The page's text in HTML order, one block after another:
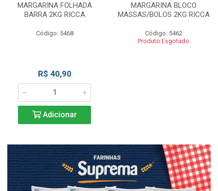
MARGARINA FOLHADA
BARRA 2KG RICCA
Código: 5468
R$ 40,90
Adicionar
MARGARINA BLOCO
MASSAS/BOLOS 2KG RICCA
Código: 5462
Produto Esgotado